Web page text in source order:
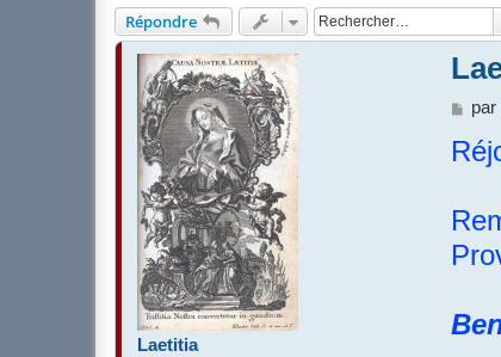
Répondre
Laetitia
M
s
g
e
par